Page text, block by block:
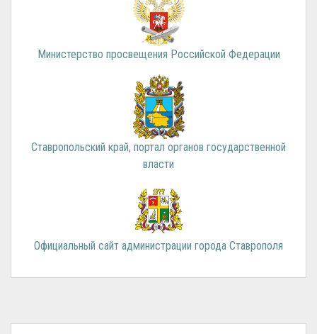
Министерство просвещения Российской Федерации
Ставропольский край, портал органов государственной
власти
Официальный сайт администрации города Ставрополя